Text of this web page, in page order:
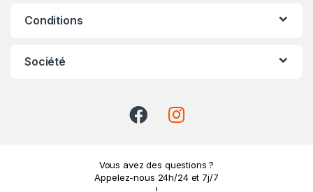
Conditions
Société
Vous avez des questions ?
Appelez-nous 24h/24 et 7j/7